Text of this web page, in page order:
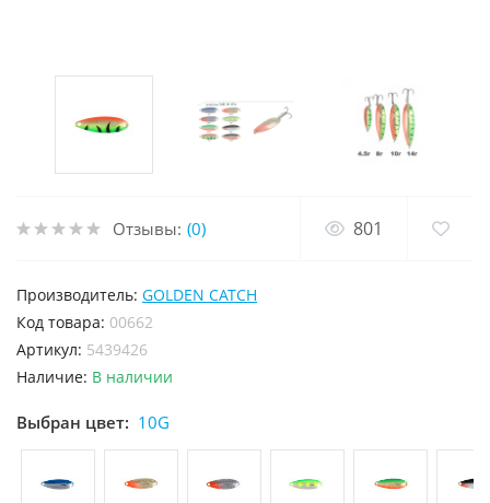
Отзывы: (0) 801
Производитель: GOLDEN CATCH
код товара: 00662
Артикул: 5439426
Наличие: В наличии
Выбран цвет: 10G